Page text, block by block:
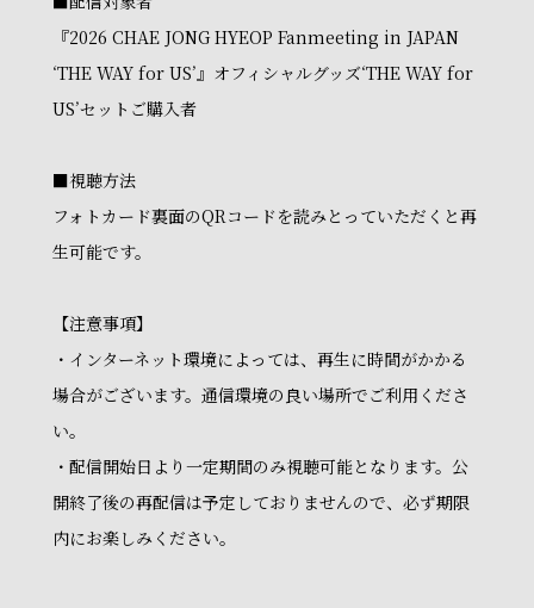
『2026 CHAE JONG HYEOP Fanmeeting in JAPAN
‘THE WAY for US’』オフィシャルグッズ‘THE WAY for
US’セットご購入者
■視聴方法
フォトカード裏面のQRコードを読みとっていただくと再
生可能です。
【注意事項】
・インターネット環境によっては、再生に時間がかかる
場合がございます。通信環境の良い場所でご利用くださ
い。
・配信開始日より一定期間のみ視聴可能となります。公
開終了後の再配信は予定しておりませんので、必ず期限
内にお楽しみください。